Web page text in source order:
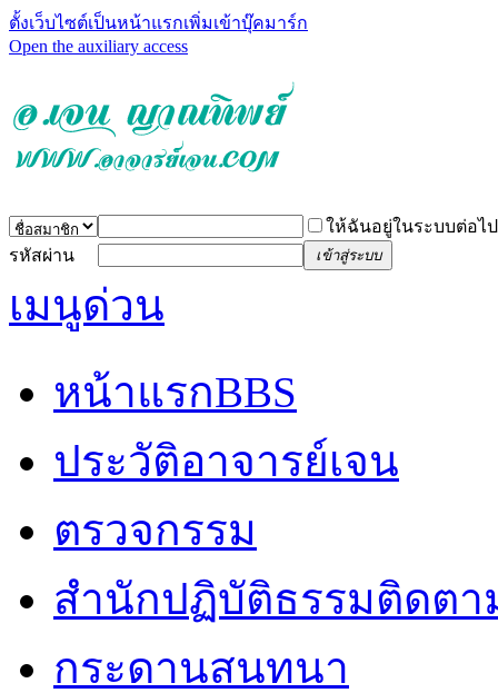
ตั้งเว็บไซต์เป็นหน้าแรกเพิ่มเข้าบุ๊คมาร์ก
Open the auxiliary access
ให้ฉันอยู่ในระบบต่อไป
รหัสผ่าน
เข้าสู่ระบบ
เมนูด่วน
หน้าแรกBBS
ประวัติอาจารย์เจน
ตรวจกรรม
สำนักปฏิบัติธรรมติดต
กระดานสนทนา